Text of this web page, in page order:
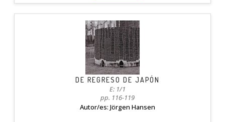
DE REGRESO DE JAPÓN
E: 1/1
pp. 116-119
Autor/es: Jörgen Hansen